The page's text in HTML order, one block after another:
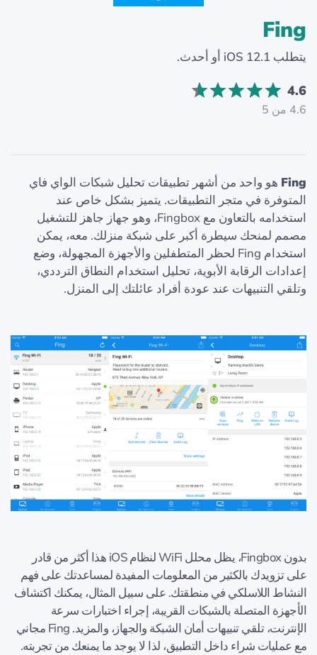
Fing
يتطلب iOS 12.1 أو أحدث.
4.6
4.6 من 5
Fing هو واحد من أشهر تطبيقات تحليل شبكات الواي فاي
المتوفرة في متجر التطبيقات. يتميز بشكل خاص عند
استخدامه بالتعاون مع Fingbox، وهو جهاز جاهز للتشغيل
مصمم لمنحك سيطرة أكبر على شبكة منزلك. معه، يمكن
استخدام Fing لحظر المتطفلين والأجهزة المجهولة، وضع
إعدادات الرقابة الأبوية، تحليل استخدام النطاق الترددي،
وتلقي التنبيهات عند عودة أفراد عائلتك إلى المنزل.
بدون Fingbox، يظل محلل WiFi لنظام iOS هذا أكثر من قادر
على تزويدك بالكثير من المعلومات المفيدة لمساعدتك على فهم
النشاط اللاسلكي في منطقتك. على سبيل المثال، يمكنك اكتشاف
الأجهزة المتصلة بالشبكات القريبة، إجراء اختبارات سرعة
الإنترنت، تلقي تنبيهات أمان الشبكة والجهاز، والمزيد. Fing مجاني
مع عمليات شراء داخل التطبيق، لذا لا يوجد ما يمنعك من تجربته.